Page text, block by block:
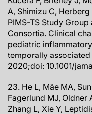
A, Shimizu C, Herberg
PIMS-TS Study Group
Consortia. Clinical
pediatric
temporally associated
2020;doi: 10.1001/
23. He L, Mäe MA,
Fagerlund MJ, Oldner
Zhang L, Xie Y,